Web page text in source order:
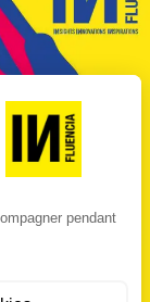
s’être sentis
été
sociaux